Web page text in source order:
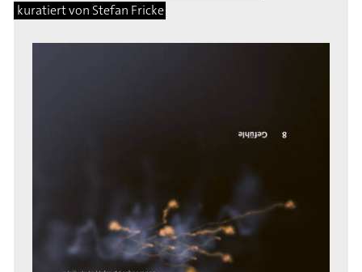
kuratiert von Stefan Fricke